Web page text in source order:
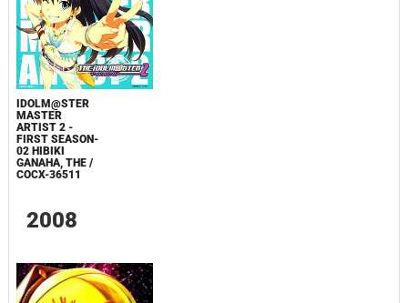
IDOLM@STER
MASTER
ARTIST 2 -
FIRST SEASON-
02 HIBIKI
GANAHA, THE /
COCX-36511
2008